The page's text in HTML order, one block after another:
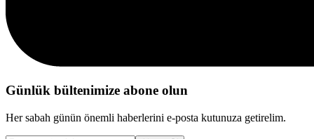
Günlük bültenimize abone olun
Her sabah günün önemli haberlerini e-posta kutunuza getirelim.